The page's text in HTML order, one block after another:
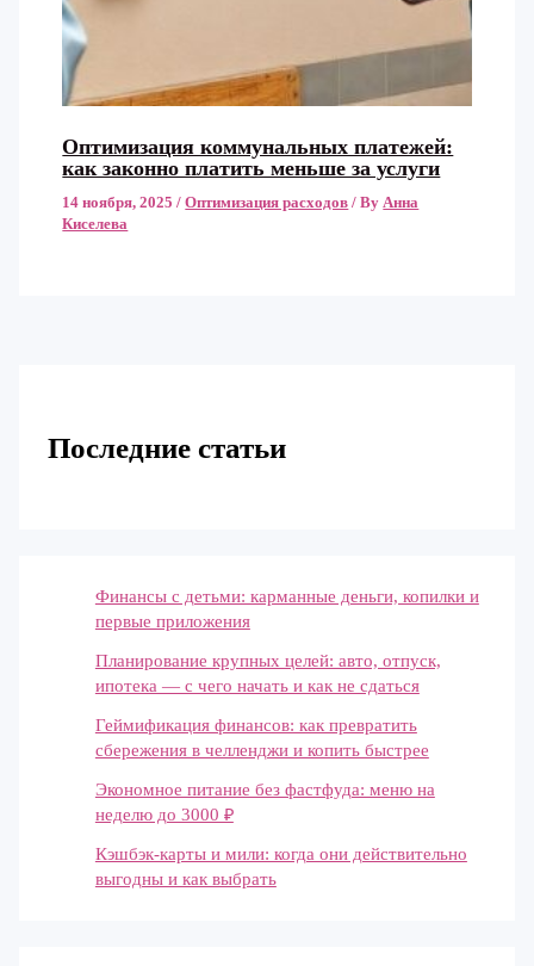
Оптимизация коммунальных платежей:
как законно платить меньше за услуги
14 ноября, 2025/Оптимизация расходов / By Анна
Киселева
Последние статьи
Финансы с детьми: карманные деньги, копилки и
первые приложения
Планирование крупных целей: авто, отпуск,
ипотека — с чего начать и как не сдаться
Геймификация финансов: как превратить
сбережения в челленджи и копить быстрее
Экономное питание без фастфуда: меню на
неделю до 3000 ₽
Кэшбэк-карты и мили: когда они действительно
выгодны и как выбрать